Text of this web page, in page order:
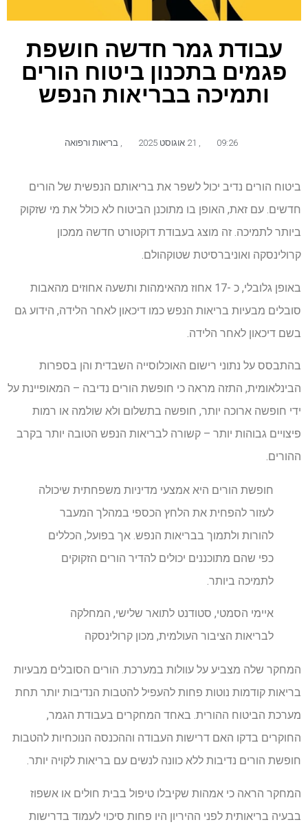
עבודת גמר חדשה חושפת
פגמים בתכנון ביטוח הורים
ותמיכה בבריאות הנפש
09:26 בריאות ורפואה
ביטוח הורים נדיב יכול לשפר את בריאותם הנפשית של הורים
חדשים. עם זאת, האופן בו מתוכנן הביטוח לא כולל את מי שזקוק
ביותר לתמיכה. זה מוצג בעבודת דוקטורט חדשה ממכון
קרולינסקה ואוניברסיטת שטוקהולם.
באופן גלובלי, כ -17 אחוז מהאימהות ותשעה אחוזים מהאבות
סובלים מבעיות בריאות הנפש כמו דיכאון לאחר הלידה, הידוע גם
בשם דיכאון לאחר הלידה.
בהתבסס על נתוני רישום האוכלוסייה השבדית והן בספרות
הבינלאומית, התזה מראה כי חופשת הורים נדיבה – המאופיינת על
ידי חופשה ארוכה יותר, חופשה בתשלום ולא שולמה או רמות
פיצויים גבוהות יותר – קשורה לבריאות הנפש הטובה יותר בקרב
ההורים.
חופשת הורים היא אמצעי מדיניות משפחתית שיכולה
לעזור להפחית את הלחץ הכספי במהלך המעבר
להורות ולתמוך בבריאות הנפש. אך בפועל, הכללים
כפי שהם מתוכננים יכולים להדיר הורים הזקוקים
לתמיכה ביותר.
איימי הסמטי, סטודנט לתואר שלישי, המחלקה
לבריאות הציבור העולמית, מכון קרולינסקה
המחקר שלה מצביע על עוולות במערכת. הורים הסובלים מבעיות
בריאות קודמות נוטות פחות להעפיל להטבות הנדיבות יותר תחת
מערכת הביטוח ההורית. באחד המחקרים בעבודת הגמר,
החוקרים בדקו האם דרישות העבודה וההכנסה הנוכחיות להטבות
חופשת הורים נדיבות ללא כוונה לנשים עם בריאות לקויה יותר.
המחקר הראה כי אמהות שקיבלו טיפול בבית חולים או אשפוז
בבעיה בריאותית לפני ההיריון היו פחות סיכוי לעמוד בדרישות